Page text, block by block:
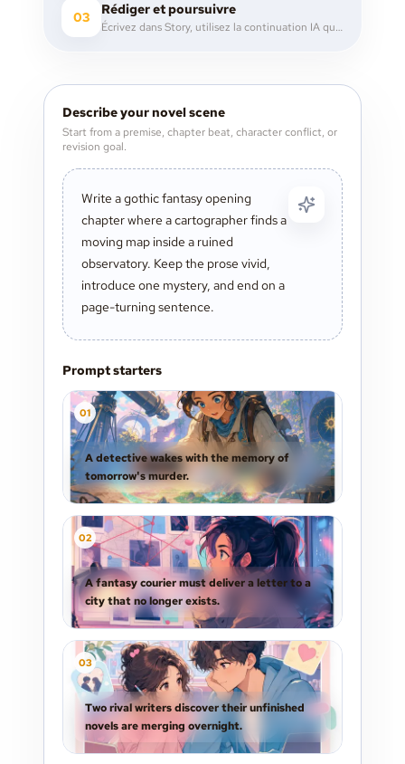
03 Rédiger et poursuivre
Écrivez dans Story, utilisez la continuation IA quand vous avez besoin d’élan, puis révisez avec commentaires et notes.
Describe your novel scene
Start from a premise, chapter beat, character conflict, or
revision goal.
Prompt starters
01
A detective wakes with the memory of
tomorrow's murder.
02
A fantasy courier must deliver a letter to a
city that no longer exists.
03
Two rival writers discover their unfinished
novels are merging overnight.